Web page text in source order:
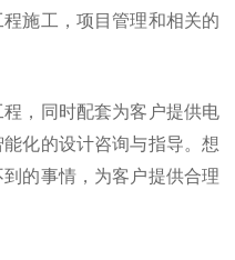
施工，项目管理和相关的
，同时配套为客户提供电
化的设计咨询与指导。想
的事情，为客户提供合理